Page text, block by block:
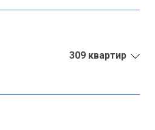
309 квартир